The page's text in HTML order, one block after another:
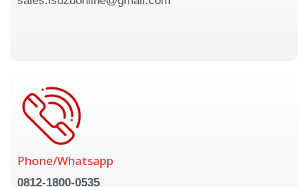
Phone/Whatsapp
0812-1800-0535